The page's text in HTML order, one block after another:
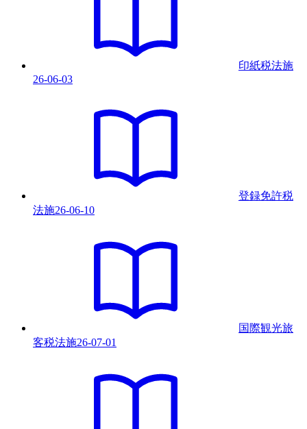
印紙税法施
26-06-03
登録免許税
法施26-06-10
国際観光旅
客税法施26-07-01